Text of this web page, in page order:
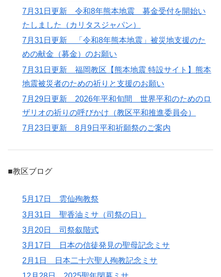
7月31日更新 令和8年熊本地震 募金受付を開始い
たしました（カリタスジャパン）
7月31日更新 「令和8年熊本地震」被災地支援のた
めの献金（募金）のお願い
7月31日更新 福岡教区【熊本地震 特設サイト】熊本
地震被災者のための祈りと支援のお願い
7月29日更新 2026年平和旬間 世界平和のためのロ
ザリオの祈りの呼びかけ（教区平和推進委員会）
7月23日更新 8月9日平和祈願祭のご案内
■教区ブログ
5月17日 雲仙殉教祭
3月31日 聖香油ミサ（司祭の日）
3月20日 司祭叙階式
3月17日 日本の信徒発見の聖母記念ミサ
2月1日 日本二十六聖人殉教記念ミサ